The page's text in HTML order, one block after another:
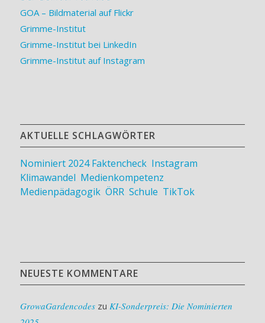
GOA – Bildmaterial auf Flickr
Grimme-Institut
Grimme-Institut bei LinkedIn
Grimme-Institut auf Instagram
AKTUELLE SCHLAGWÖRTER
Nominiert 2024 Faktencheck, Instagram
Klimawandel Medienkompetenz
Medienpädagogik, ÖRR, Schule TikTok
NEUESTE KOMMENTARE
GrowaGardencodeszu KI-Sonderpreis: Die Nominierten